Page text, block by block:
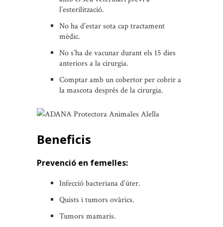
l’esterilització.
No ha d’estar sota cap tractament
mèdic.
No s’ha de vacunar durant els 15 dies
anteriors a la cirurgia.
Comptar amb un cobertor per cobrir a
la mascota després de la cirurgia.
Beneficis
Prevenció en femelles:
Infecció bacteriana d’úter.
Quists i tumors ovàrics.
Tumors mamaris.